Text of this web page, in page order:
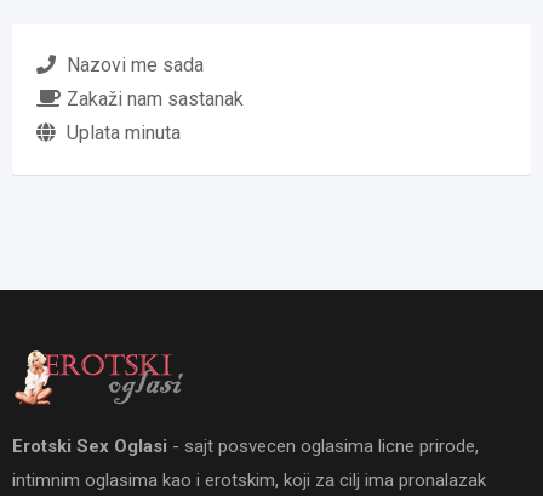
Nazovi me sada
Zakaži nam sastanak
Uplata minuta
Erotski Sex Oglasi - sajt posvecen oglasima licne prirode,
intimnim oglasima kao i erotskim, koji za cilj ima pronalazak